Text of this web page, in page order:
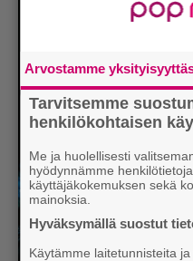
Arvostamme
Tarvitsemme
henkilökohtaisen
Me ja huolellisesti
hyödynnämme
käyttäjäkokemuksen sekä
mainoksia.
Hyväksymällä suostut
Käytämme laitetunnisteita